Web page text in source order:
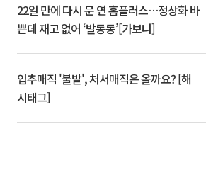
22일 만에 다시 문 연 홈플러스…정상화 바
쁜데 재고 없어 ‘발동동’[가보니]
입추매직 '불발', 처서매직은 올까요? [해
시태그]